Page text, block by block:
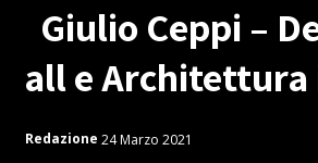
Giulio Ceppi –
all e Architettura
Redazione 24 Marzo 2021